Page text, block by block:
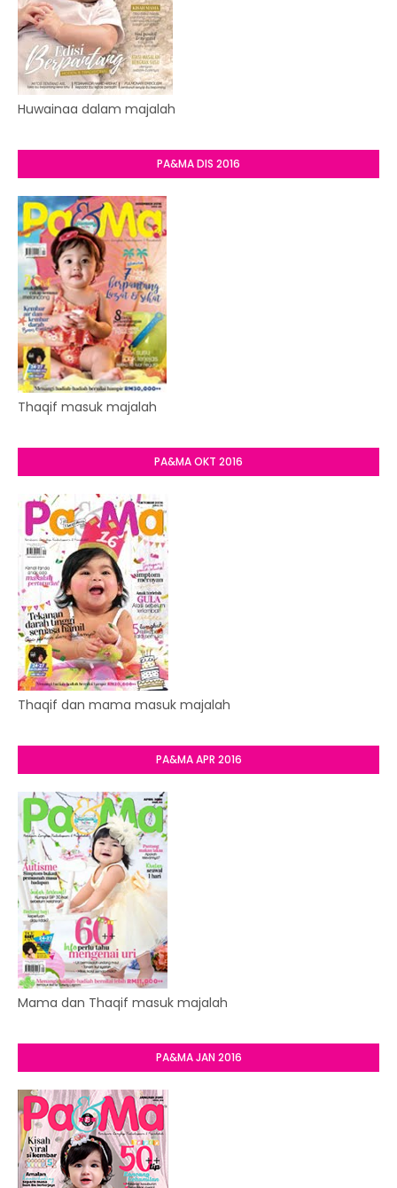
Huwainaa dalam majalah
PA&MA DIS 2016
Thaqif masuk majalah
PA&MA OKT 2016
Thaqif dan mama masuk majalah
PA&MA APR 2016
Mama dan Thaqif masuk majalah
PA&MA JAN 2016